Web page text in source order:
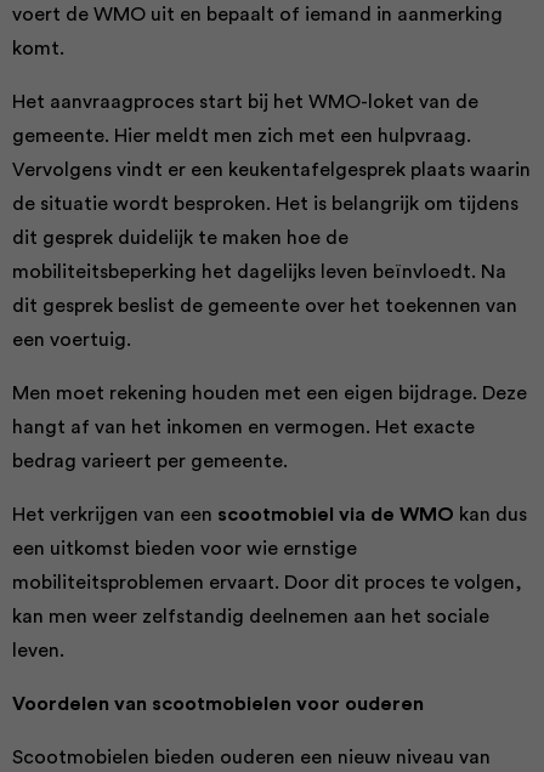
voert de WMO uit en bepaalt of iemand in aanmerking
komt.
Het aanvraagproces start bij het WMO-loket van de
gemeente. Hier meldt men zich met een hulpvraag.
Vervolgens vindt er een keukentafelgesprek plaats waarin
de situatie wordt besproken. Het is belangrijk om tijdens
dit gesprek duidelijk te maken hoe de
mobiliteitsbeperking het dagelijks leven beïnvloedt. Na
dit gesprek beslist de gemeente over het toekennen van
een voertuig.
Men moet rekening houden met een eigen bijdrage. Deze
hangt af van het inkomen en vermogen. Het exacte
bedrag varieert per gemeente.
Het verkrijgen van een scootmobiel via de WMO kan dus
een uitkomst bieden voor wie ernstige
mobiliteitsproblemen ervaart. Door dit proces te volgen,
kan men weer zelfstandig deelnemen aan het sociale
leven.
Voordelen van scootmobielen voor ouderen
Scootmobielen bieden ouderen een nieuw niveau van